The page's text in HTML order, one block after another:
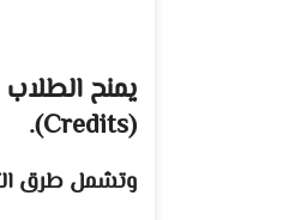
(Credits).
وتشمل طرق